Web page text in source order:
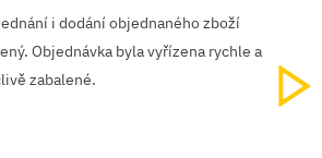
i dodání objednaného zboží
Objednávka byla vyřízena rychle a
zabalené.